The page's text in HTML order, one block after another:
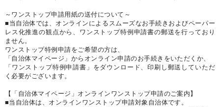
～ワンストップ申請用紙の送付について～
■当自治体では、オンラインによるスムーズなお手続きおよびペーパー
レス化推進の観点から、ワンストップ特例申請書の郵送を行っており
ません。
ワンストップ特例申請をご希望の方は、
「自治体マイページ」からオンライン申請のお手続きをいただくか、
「ワンストップ特例申請書」をダウンロード、印刷し郵送していただ
く必要がございます。
【「自治体マイページ」オンラインワンストップ申請のご案内】
■当自治体は、オンラインワンストップ申請対象自治体です。